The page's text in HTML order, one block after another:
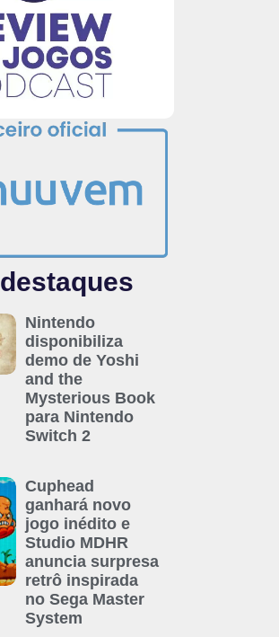
Nintendo
disponibiliza
demo de Yoshi
and the
Mysterious Book
para Nintendo
Switch 2
Cuphead
ganhará novo
jogo inédito e
Studio MDHR
anuncia surpresa
retrô inspirada
no Sega Master
System